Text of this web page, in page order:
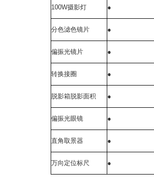
100W摄影灯 ●
分色滤色镜片 ●
偏振光镜片 ●
转换接圈 ●
脱影箱脱影面积 ●
偏振光眼镜 ●
直角取景器 ●
万向定位标尺 ●